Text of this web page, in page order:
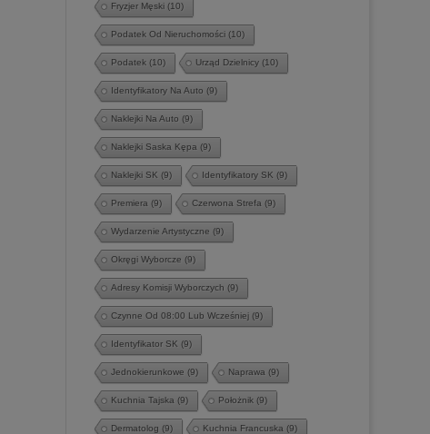
Fryzjer Męski (10)
Podatek Od Nieruchomości (10)
Podatek (10) Urząd Dzielnicy (10)
Identyfikatory Na Auto (9)
Naklejki Na Auto (9)
Naklejki Saska Kępa (9)
Naklejki SK (9) Identyfikatory SK (9)
Premiera (9) Czerwona Strefa (9)
Wydarzenie Artystyczne (9)
Okręgi Wyborcze (9)
Adresy Komisji Wyborczych (9)
Czynne Od 08:00 Lub Wcześniej (9)
Identyfikator SK (9)
Jednokierunkowe (9) Naprawa (9)
Kuchnia Tajska (9) Położnik (9)
Dermatolog (9) Kuchnia Francuska (9)